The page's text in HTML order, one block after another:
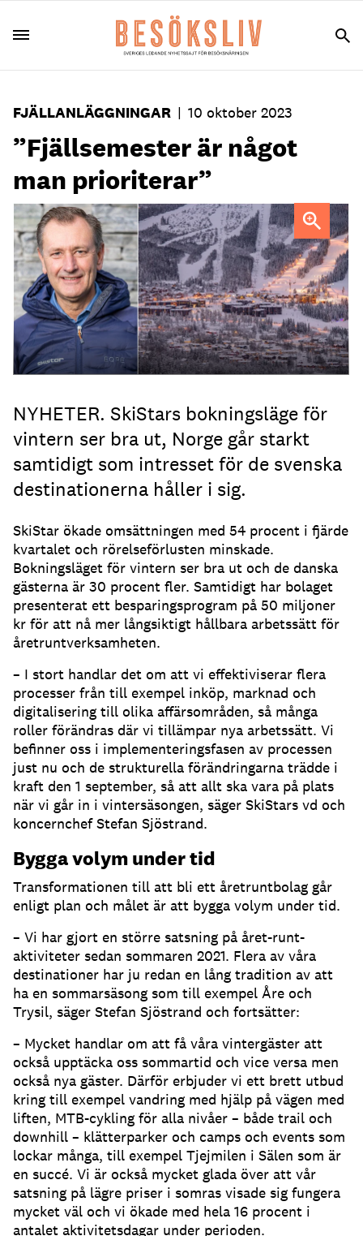
FJÄLLANLÄGGNINGAR | 10 oktober 2023
”Fjällsemester är något
man prioriterar”
Stefan Sjöstrand, vd och koncernchef SkiStar.Foto: Ola
Matsson
NYHETER. SkiStars bokningsläge för
vintern ser bra ut, Norge går starkt
samtidigt som intresset för de svenska
destinationerna håller i sig.
SkiStar ökade omsättningen med 54 procent i fjärde
kvartalet och rörelseförlusten minskade.
Bokningsläget för vintern ser bra ut och de danska
gästerna är 30 procent fler. Samtidigt har bolaget
presenterat ett besparingsprogram på 50 miljoner
kr för att nå mer långsiktigt hållbara arbetssätt för
åretruntverksamheten.
– I stort handlar det om att vi effektiviserar flera
processer från till exempel inköp, marknad och
digitalisering till olika affärsområden, så många
roller förändras där vi tillämpar nya arbetssätt. Vi
befinner oss i implementeringsfasen av processen
just nu och de strukturella förändringarna trädde i
kraft den 1 september, så att allt ska vara på plats
när vi går in i vintersäsongen, säger SkiStars vd och
koncernchef Stefan Sjöstrand.
Bygga volym under tid
Transformationen till att bli ett åretruntbolag går
enligt plan och målet är att bygga volym under tid.
– Vi har gjort en större satsning på året-runt-
aktiviteter sedan sommaren 2021. Flera av våra
destinationer har ju redan en lång tradition av att
ha en sommarsäsong som till exempel Åre och
Trysil, säger Stefan Sjöstrand och fortsätter:
– Mycket handlar om att få våra vintergäster att
också upptäcka oss sommartid och vice versa men
också nya gäster. Därför erbjuder vi ett brett utbud
kring till exempel vandring med hjälp på vägen med
liften, MTB-cykling för alla nivåer – både trail och
downhill – klätterparker och camps och events som
lockar många, till exempel Tjejmilen i Sälen som är
en succé. Vi är också mycket glada över att vår
satsning på lägre priser i somras visade sig fungera
mycket väl och vi ökade med hela 16 procent i
antalet aktivitetsdagar under perioden.